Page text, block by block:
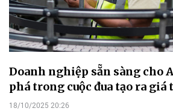
Doanh nghiệp sẵn sàng cho
phá trong cuộc đua tạo ra giá
18/10/2025 20:26